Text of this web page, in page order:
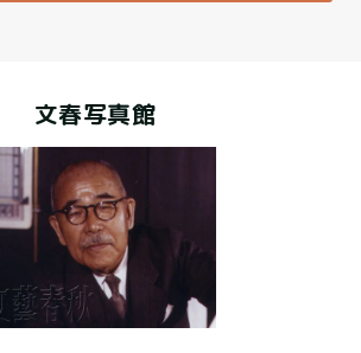
文春写真館